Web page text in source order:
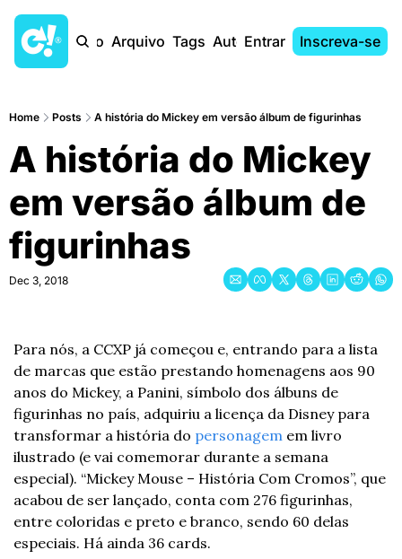
Início Arquivo Tags AutoresEntrar Inscreva-se
Home Posts A história do Mickey em versão álbum de figurinhas
A história do Mickey
em versão álbum de
figurinhas
Dec 3, 2018
Para nós, a CCXP já começou e, entrando para a lista
de marcas que estão prestando homenagens aos 90
anos do Mickey, a Panini, símbolo dos álbuns de
figurinhas no país, adquiriu a licença da Disney para
transformar a história do personagem em livro
ilustrado (e vai comemorar durante a semana
especial). “Mickey Mouse – História Com Cromos”, que
acabou de ser lançado, conta com 276 figurinhas,
entre coloridas e preto e branco, sendo 60 delas
especiais. Há ainda 36 cards.